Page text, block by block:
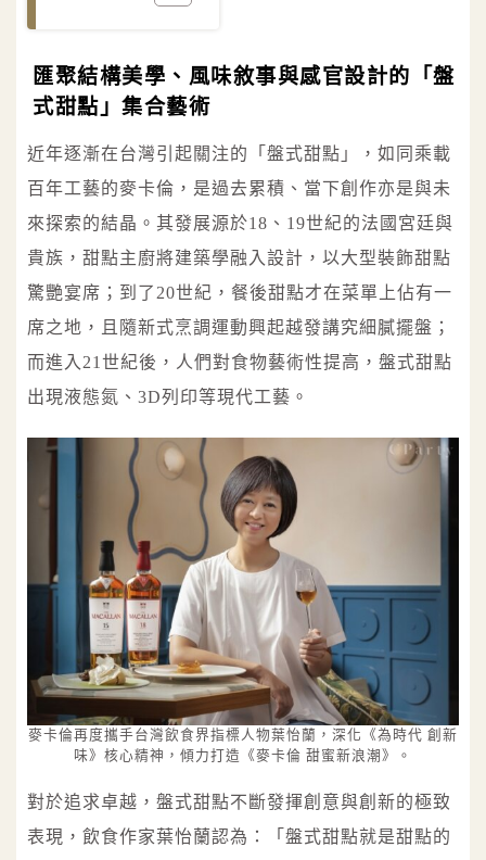
匯聚結構美學、風味敘事與感官設計的「盤
式甜點」集合藝術
近年逐漸在台灣引起關注的「盤式甜點」，如同乘載
百年工藝的麥卡倫，是過去累積、當下創作亦是與未
來探索的結晶。其發展源於18、19世紀的法國宮廷與
貴族，甜點主廚將建築學融入設計，以大型裝飾甜點
驚艷宴席；到了20世紀，餐後甜點才在菜單上佔有一
席之地，且隨新式烹調運動興起越發講究細膩擺盤；
而進入21世紀後，人們對食物藝術性提高，盤式甜點
出現液態氮、3D列印等現代工藝。
麥卡倫再度攜手台灣飲食界指標人物葉怡蘭，深化《為時代 創新
味》核心精神，傾力打造《麥卡倫 甜蜜新浪潮》。
對於追求卓越，盤式甜點不斷發揮創意與創新的極致
表現，飲食作家葉怡蘭認為：「盤式甜點就是甜點的